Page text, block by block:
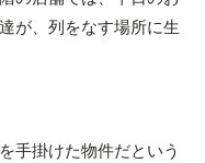
が、列をなす場所に生
手掛けた物件だという